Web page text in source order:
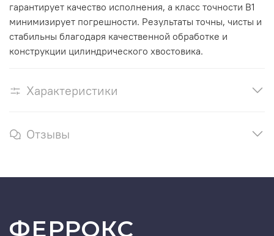
гарантирует качество исполнения, а класс точности В1
минимизирует погрешности. Результаты точны, чисты и
стабильны благодаря качественной обработке и
конструкции цилиндрического хвостовика.
Характеристики
Отзывы
ФЕРРОКС